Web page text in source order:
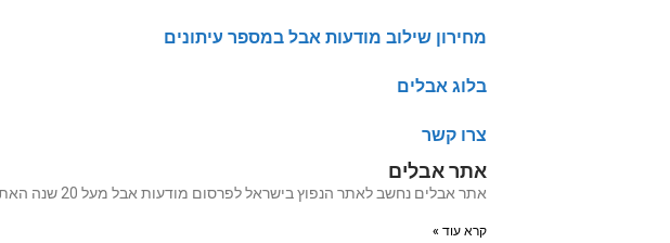
מחירון שילוב מודעות אבל במספר עיתונים
בלוג אבלים
צרו קשר
אתר אבלים
אתר אבלים נחשב לאתר הנפוץ בישראל לפרסום מודעות אבל מעל 20 שנה האתר עבר לאחרונה שדרוג מערכות על מנת שכל
קרא עוד »